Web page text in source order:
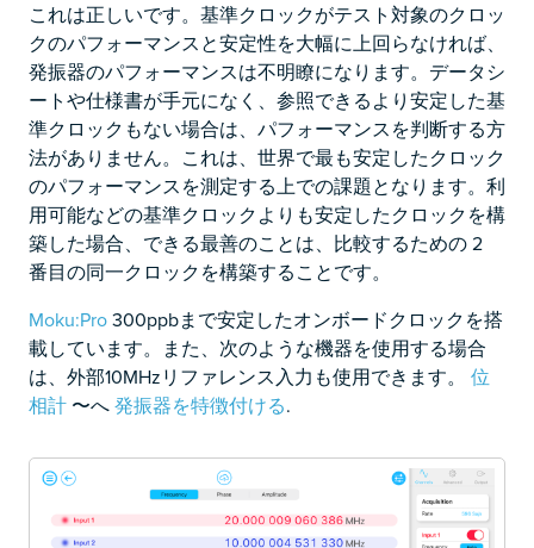
これは正しいです。基準クロックがテスト対象のクロッ
クのパフォーマンスと安定性を大幅に上回らなければ、
発振器のパフォーマンスは不明瞭になります。データシ
ートや仕様書が手元になく、参照できるより安定した基
準クロックもない場合は、パフォーマンスを判断する方
法がありません。これは、世界で最も安定したクロック
のパフォーマンスを測定する上での課題となります。利
用可能などの基準クロックよりも安定したクロックを構
築した場合、できる最善のことは、比較するための 2
番目の同一クロックを構築することです。
Moku:Pro300ppbまで安定したオンボードクロックを搭
載しています。また、次のような機器を使用する場合
は、外部10MHzリファレンス入力も使用できます。 位
相計 〜へ発振器を特徴付ける.